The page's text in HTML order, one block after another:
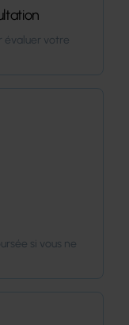
évaluer votre
si vous ne